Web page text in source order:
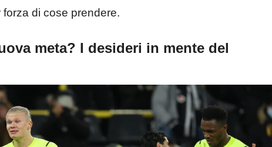
di cose prendere.
meta? I desideri in mente del